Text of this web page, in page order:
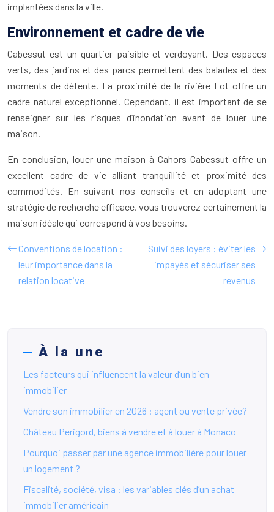
implantées dans la ville.
Environnement et cadre de vie
Cabessut est un quartier paisible et verdoyant. Des espaces
verts, des jardins et des parcs permettent des balades et des
moments de détente. La proximité de la rivière Lot offre un
cadre naturel exceptionnel. Cependant, il est important de se
renseigner sur les risques d’inondation avant de louer une
maison.
En conclusion, louer une maison à Cahors Cabessut offre un
excellent cadre de vie alliant tranquillité et proximité des
commodités. En suivant nos conseils et en adoptant une
stratégie de recherche efficace, vous trouverez certainement la
maison idéale qui correspond à vos besoins.
Conventions de location :
leur importance dans la
relation locative
Suivi des loyers : éviter les
impayés et sécuriser ses
revenus
À la une
Les facteurs qui influencent la valeur d’un bien
immobilier
Vendre son immobilier en 2026 : agent ou vente privée?
Château Perigord, biens à vendre et à louer à Monaco
Pourquoi passer par une agence immobilière pour louer
un logement ?
Fiscalité, société, visa : les variables clés d’un achat
immobilier américain